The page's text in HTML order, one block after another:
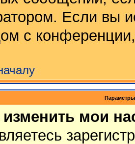
Если вы
с
Параметры
мои